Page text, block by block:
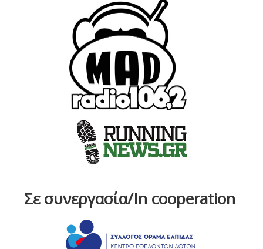
Σε συνεργασία/In cooperation